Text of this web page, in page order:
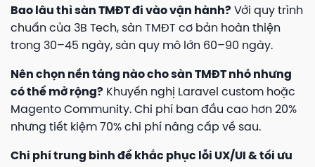
Bao lâu thì sàn TMĐT đi vào vận hành? Với quy trình
chuẩn của 3B Tech, sàn TMĐT cơ bản hoàn thiện
trong 30–45 ngày, sàn quy mô lớn 60–90 ngày.
Nên chọn nền tảng nào cho sàn TMĐT nhỏ nhưng
có thể mở rộng? Khuyến nghị Laravel custom hoặc
Magento Community. Chi phí ban đầu cao hơn 20%
nhưng tiết kiệm 70% chi phí nâng cấp về sau.
Chi phí trung bình để khắc phục lỗi UX/UI & tối ưu